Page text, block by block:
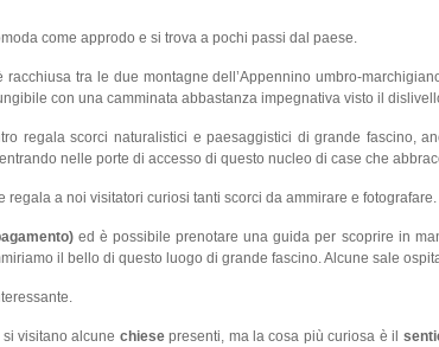
come approdo e si trova a pochi passi dal paese.
racchiusa tra le due montagne dell’Appennino umbro-
con una camminata abbastanza impegnativa visto il
regala scorci naturalistici e paesaggistici di grande fascino,
nelle porte di accesso di questo nucleo di case che
regala a noi visitatori curiosi tanti scorci da ammirare e fotografare.
ed è possibile prenotare una guida per scoprire in
il bello di questo luogo di grande fascino. Alcune sale
visitano alcune chiesepresenti, ma la cosa più curiosa è il